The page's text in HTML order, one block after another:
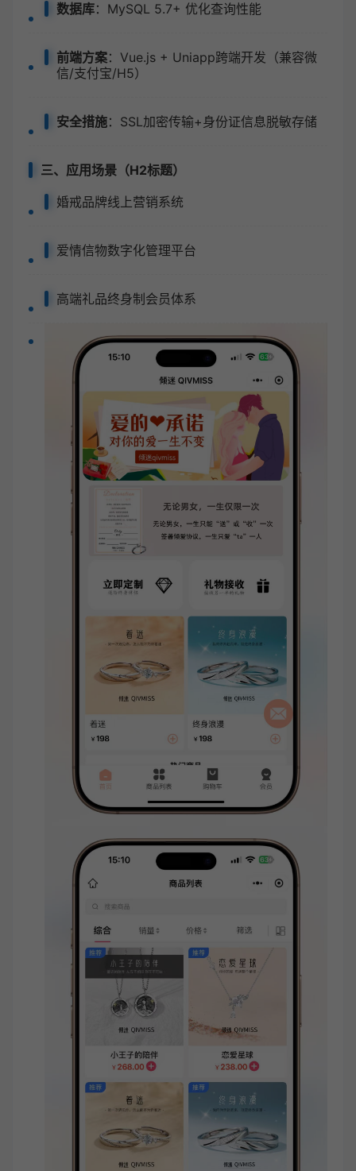
数据库：MySQL 5.7+ 优化查询性能
前端方案：Vue.js + Uniapp跨端开发（兼容微
信/支付宝/H5）
安全措施：SSL加密传输+身份证信息脱敏存储
三、应用场景（H2标题）
婚戒品牌线上营销系统
爱情信物数字化管理平台
高端礼品终身制会员体系